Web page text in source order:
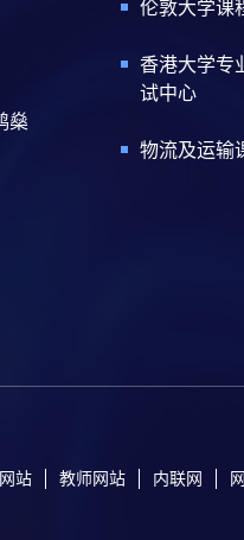
燊
伦敦大学课
香港大学专
试中心
物流及运输
站 教师网站 内联网